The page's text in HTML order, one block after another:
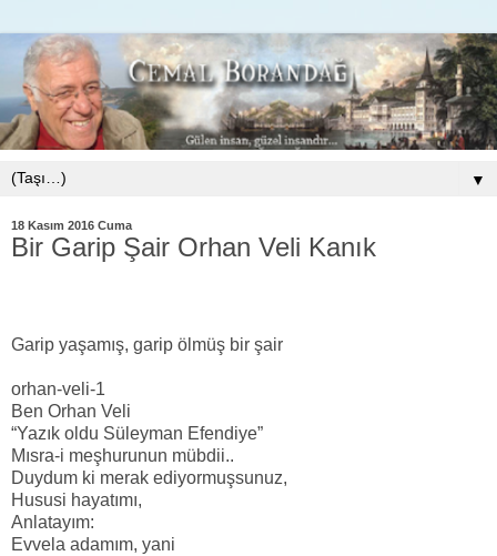
▼
18 Kasım 2016 Cuma
Bir Garip Şair Orhan Veli Kanık
Garip yaşamış, garip ölmüş bir şair
orhan-veli-1
Ben Orhan Veli
“Yazık oldu Süleyman Efendiye”
Mısra-i meşhurunun mübdii..
Duydum ki merak ediyormuşsunuz,
Hususi hayatımı,
Anlatayım:
Evvela adamım, yani